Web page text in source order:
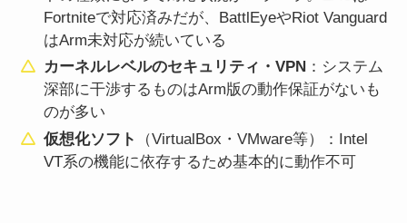
Fortniteで対応済みだが、BattlEyeやRiot Vanguard
はArm未対応が続いている
カーネルレベルのセキュリティ・VPN ：システム
深部に干渉するものはArm版の動作保証がないも
のが多い
仮想化ソフト
（VirtualBox・VMware等）：Intel
VT系の機能に依存するため基本的に動作不可